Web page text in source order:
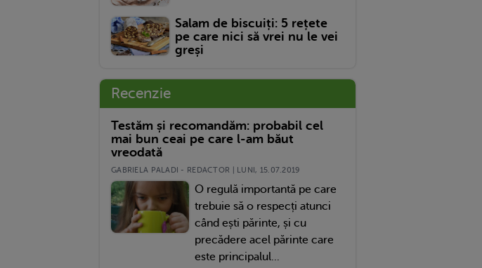
Salam de biscuiți: 5 rețete
pe care nici să vrei nu le vei
greși
Recenzie
Testăm și recomandăm: probabil cel
mai bun ceai pe care l-am băut
vreodată
GABRIELA PALADI - REDACTOR | LUNI, 15.07.2019
O regulă importantă pe care
trebuie să o respecți atunci
când ești părinte, și cu
precădere acel părinte care
este principalul...